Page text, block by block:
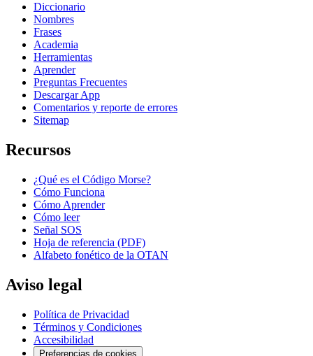
Diccionario
Nombres
Frases
Academia
Herramientas
Aprender
Preguntas Frecuentes
Descargar App
Comentarios y reporte de errores
Sitemap
Recursos
¿Qué es el Código Morse?
Cómo Funciona
Cómo Aprender
Cómo leer
Señal SOS
Hoja de referencia (PDF)
Alfabeto fonético de la OTAN
Aviso legal
Política de Privacidad
Términos y Condiciones
Accesibilidad
Preferencias de cookies